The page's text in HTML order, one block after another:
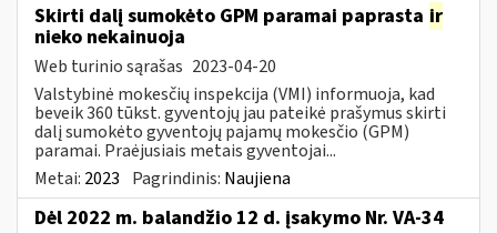
Skirti dalį sumokėto GPM paramai paprasta ir
nieko nekainuoja
Web turinio sąrašas 2023-04-20
Valstybinė mokesčių inspekcija (VMI) informuoja, kad
beveik 360 tūkst. gyventojų jau pateikė prašymus skirti
dalį sumokėto gyventojų pajamų mokesčio (GPM)
paramai. Praėjusiais metais gyventojai...
Metai: 2023 Pagrindinis: Naujiena
Dėl 2022 m. balandžio 12 d. įsakymo Nr. VA-34